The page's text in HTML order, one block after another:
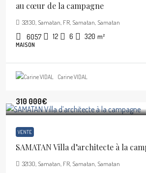
au cœur de la campagne
32130, Samatan, FR, Samatan, Samatan
6057 12 6 320 m²
MAISON
Carine VIDAL
310 000€
VENTE
SAMATAN Villa d’architecte à la
32130, Samatan, FR, Samatan, Samatan